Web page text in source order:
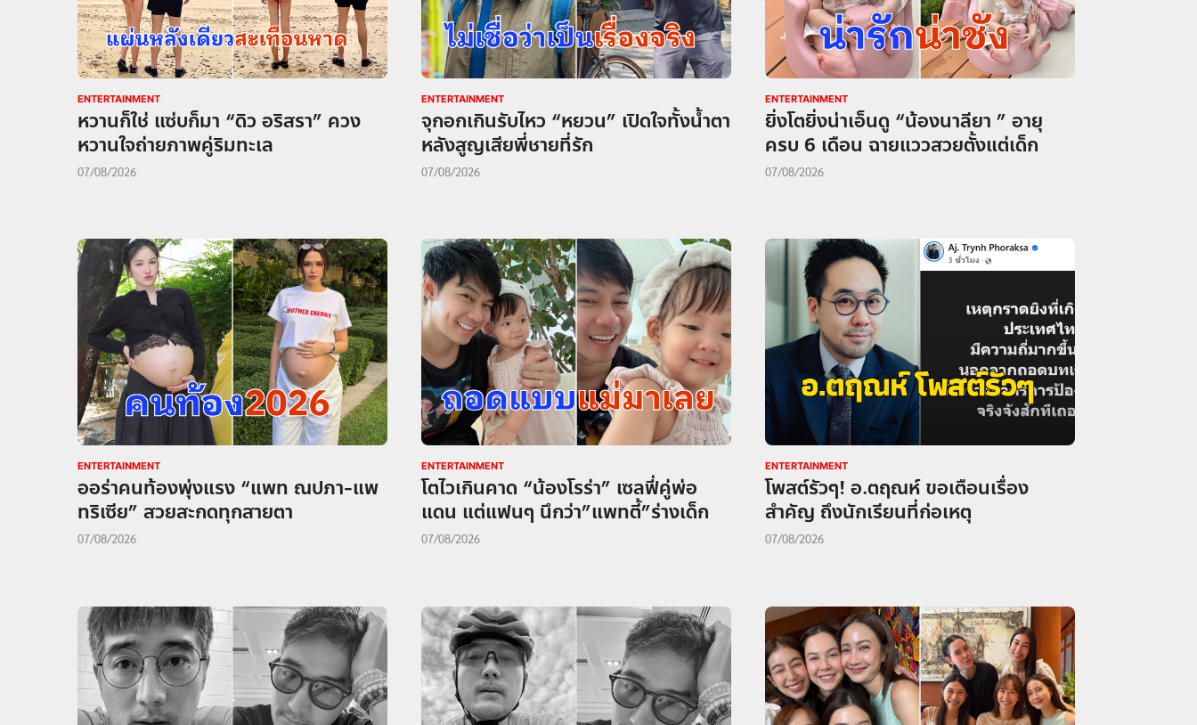
ENTERTAINMENT
หวานก็ใช่ แซ่บก็มา “ดิว อริสรา” ควง
หวานใจถ่ายภาพคู่ริมทะเล
07/08/2026
ENTERTAINMENT
จุกอกเกินรับไหว “หยวน” เปิดใจทั้งน้ำตา
หลังสูญเสียพี่ชายที่รัก
07/08/2026
ENTERTAINMENT
ยิ่งโตยิ่งน่าเอ็นดู “น้องนาลียา ” อายุ
ครบ 6 เดือน ฉายแววสวยตั้งแต่เด็ก
07/08/2026
ENTERTAINMENT
ออร่าคนท้องพุ่งแรง “แพท ณปภา-แพ
ทริเซีย” สวยสะกดทุกสายตา
07/08/2026
ENTERTAINMENT
โตไวเกินคาด “น้องโรร่า” เซลฟี่คู่พ่อ
แดน แต่แฟนๆ นึกว่า”แพทตี้”ร่างเด็ก
07/08/2026
ENTERTAINMENT
โพสต์รัวๆ! อ.ตฤณห์ ขอเตือนเรื่อง
สำคัญ ถึงนักเรียนที่ก่อเหตุ
07/08/2026